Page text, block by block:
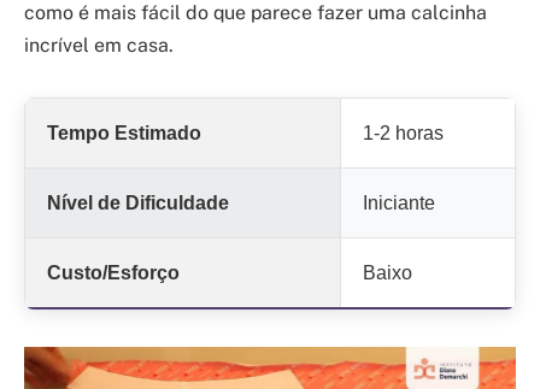
como é mais fácil do que parece fazer uma calcinha
incrível em casa.
Tempo Estimado 1-2 horas
Nível de Dificuldade Iniciante
Custo/Esforço Baixo